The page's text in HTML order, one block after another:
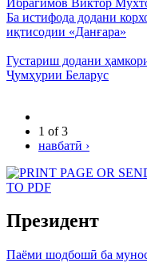
Ба истифода додани
иқтисодии «Данғара»
Густариш додани
Ҷумҳурии Беларус
1 of 3
навбатӣ ›
TO PDF
Президент
Паёми шодбошӣ ба